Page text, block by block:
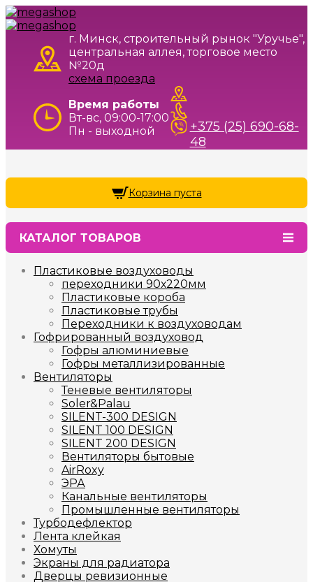
г. Минск, строительный рынок "Уручье",
центральная аллея, торговое место
№20д
схема проезда
Время работы
Вт-вс, 09:00-17:00
Пн - выходной
+375 (25) 690-68-
48
КАТАЛОГ ТОВАРОВ
Пластиковые воздуховоды
переходники 90х220мм
Пластиковые короба
Пластиковые трубы
Переходники к воздуховодам
Гофрированный воздуховод
Гофры алюминиевые
Гофры металлизированные
Вентиляторы
Теневые вентиляторы
Soler&Palau
SILENT-300 DESIGN
SILENT 100 DESIGN
SILENT 200 DESIGN
Вентиляторы бытовые
AirRoxy
ЭРА
Канальные вентиляторы
Промышленные вентиляторы
Турбодефлектор
Лента клейкая
Хомуты
Экраны для радиатора
Дверцы ревизионные
Корзина пуста